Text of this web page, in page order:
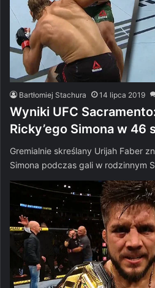
Bartłomiej Stachura 14 lipca 2019
Wyniki UFC
Ricky’ego Simona w 46
Gremialnie skreślany Urijah Faber
Simona podczas gali w rodzinnym